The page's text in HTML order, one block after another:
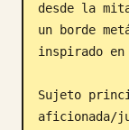
desde la
un borde
inspirado
Sujeto
aficionada/